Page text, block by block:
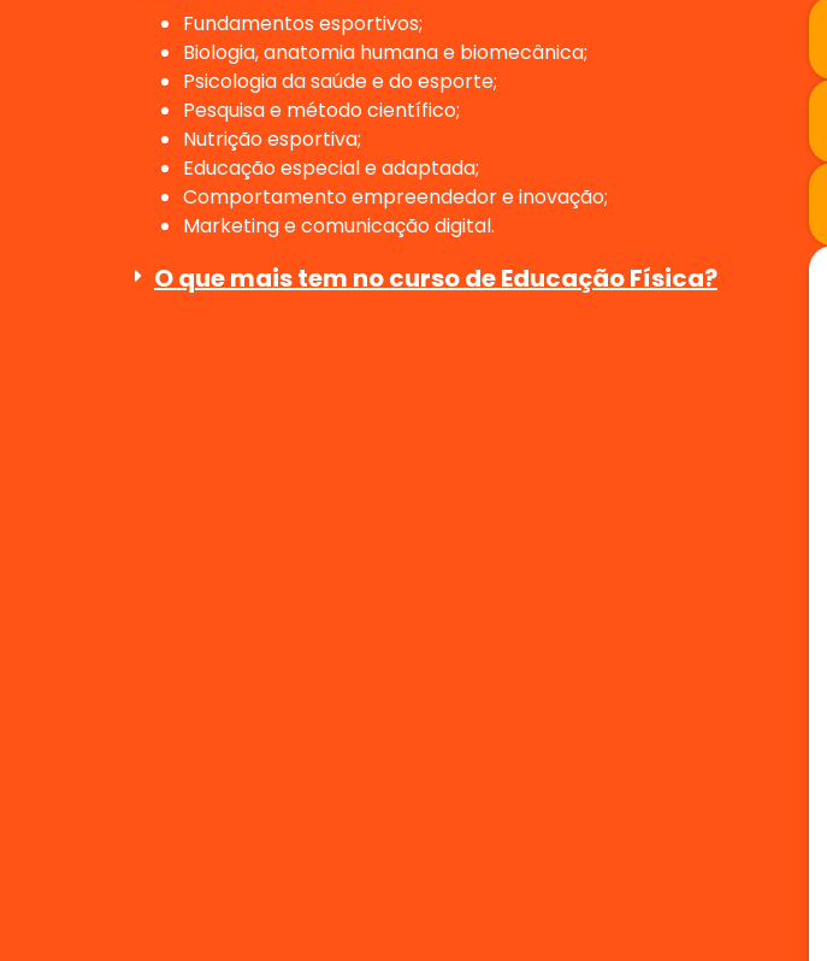
Fundamentos esportivos;
Biologia, anatomia humana e biomecânica;
Psicologia da saúde e do esporte;
Pesquisa e método científico;
Nutrição esportiva;
Educação especial e adaptada;
Comportamento empreendedor e inovação;
Marketing e comunicação digital.
O que mais tem no curso de Educação Física?